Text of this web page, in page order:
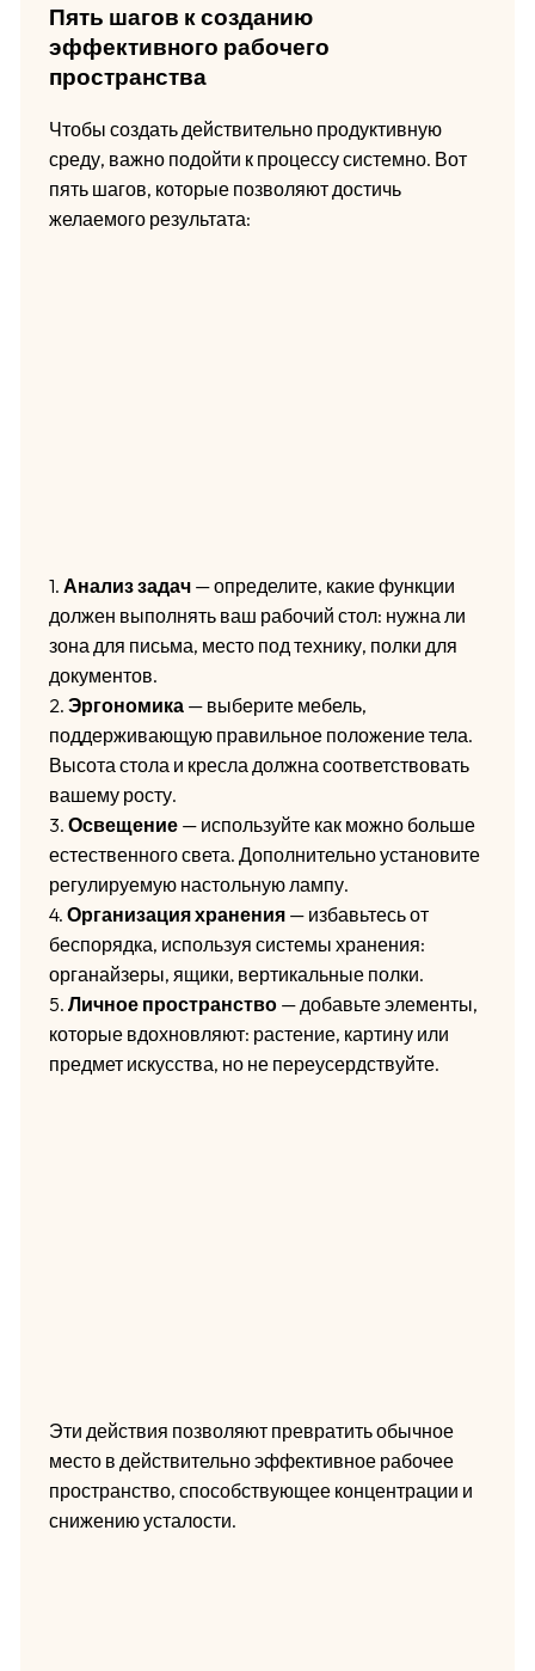
Пять шагов к созданию
эффективного рабочего
пространства
Чтобы создать действительно продуктивную
среду, важно подойти к процессу системно. Вот
пять шагов, которые позволяют достичь
желаемого результата:
1. Анализ задач— определите, какие функции
должен выполнять ваш рабочий стол: нужна ли
зона для письма, место под технику, полки для
документов.
2. Эргономика— выберите мебель,
поддерживающую правильное положение тела.
Высота стола и кресла должна соответствовать
вашему росту.
3. Освещение— используйте как можно больше
естественного света. Дополнительно установите
регулируемую настольную лампу.
4. Организация хранения— избавьтесь от
беспорядка, используя системы хранения:
органайзеры, ящики, вертикальные полки.
5. Личное пространство— добавьте элементы,
которые вдохновляют: растение, картину или
предмет искусства, но не переусердствуйте.
Эти действия позволяют превратить обычное
место в действительно эффективное рабочее
пространство, способствующее концентрации и
снижению усталости.